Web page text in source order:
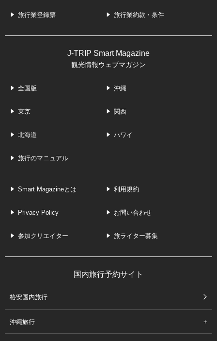
旅行業登録票 旅行業約款・条件
J-TRIP Smart Magazine
観光情報ウェブマガジン
全国版 沖縄
東京 関西
北海道 ハワイ
旅行のマニュアル
Smart Magazineとは 利用規約
Privacy Policy お問い合わせ
参加クリエイター 旅ライター募集
国内旅行予約サイト
格安国内旅行
沖縄旅行